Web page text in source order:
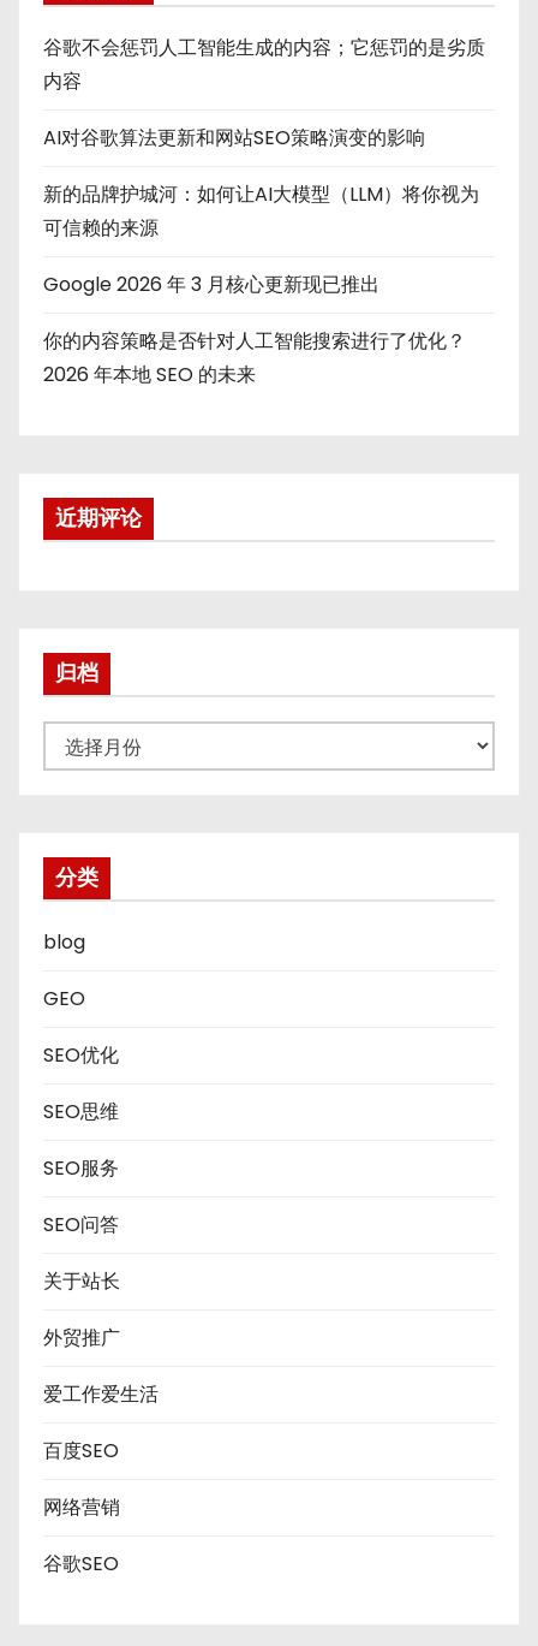
谷歌不会惩罚人工智能生成的内容；它惩罚的是劣质
内容
AI对谷歌算法更新和网站SEO策略演变的影响
新的品牌护城河：如何让AI大模型（LLM）将你视为
可信赖的来源
Google 2026 年 3 月核心更新现已推出
你的内容策略是否针对人工智能搜索进行了优化？
2026 年本地 SEO 的未来
近期评论
归档
档
分类
blog
GEO
SEO优化
SEO思维
SEO服务
SEO问答
关于站长
外贸推广
爱工作爱生活
百度SEO
网络营销
谷歌SEO